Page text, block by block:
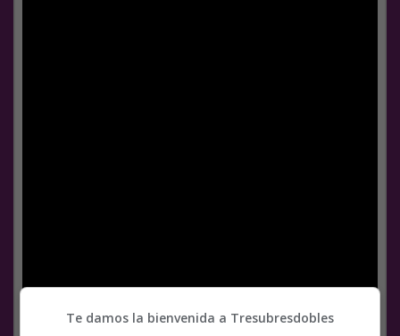
Te damos la bienvenida a Tresubresdobles